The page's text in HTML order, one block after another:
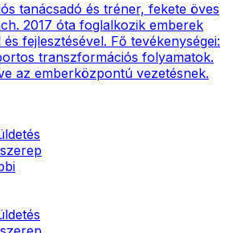
tanácsadó és tréner, fekete öves
2017 óta foglalkozik emberek
fejlesztésével. Fő tevékenységei:
transzformációs folyamatok.
az emberközpontú vezetésnek.